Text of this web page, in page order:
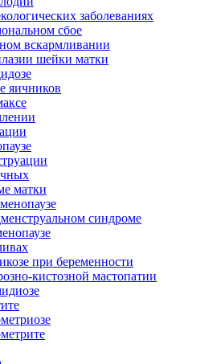
заболеваниях
сбое
вскармливании
шейки матки
яичников
матки
синдроме
при беременности
кистозной мастопатии